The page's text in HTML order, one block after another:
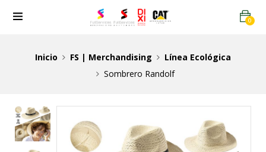
0
Inicio FS | Merchandising
Línea Ecológica
Sombrero Randolf